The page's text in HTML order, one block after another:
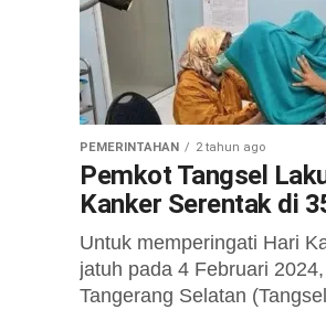
PEMERINTAHAN 2 tahun ago
Pemkot Tangsel
Kanker Serentak di
Untuk memperingati Hari
jatuh pada 4 Februari
Tangerang Selatan